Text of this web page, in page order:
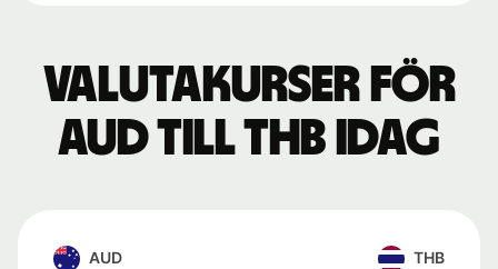
Valutakurser för
AUD till THB idag
AUD THB